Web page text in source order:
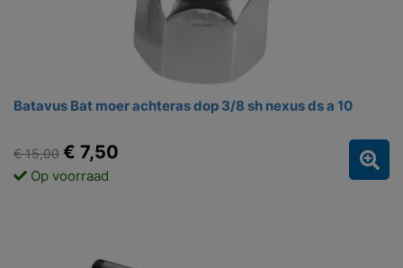
Batavus Bat moer achteras dop 3/8 sh nexus ds a 10
€ 15,00 € 7,50
Op voorraad